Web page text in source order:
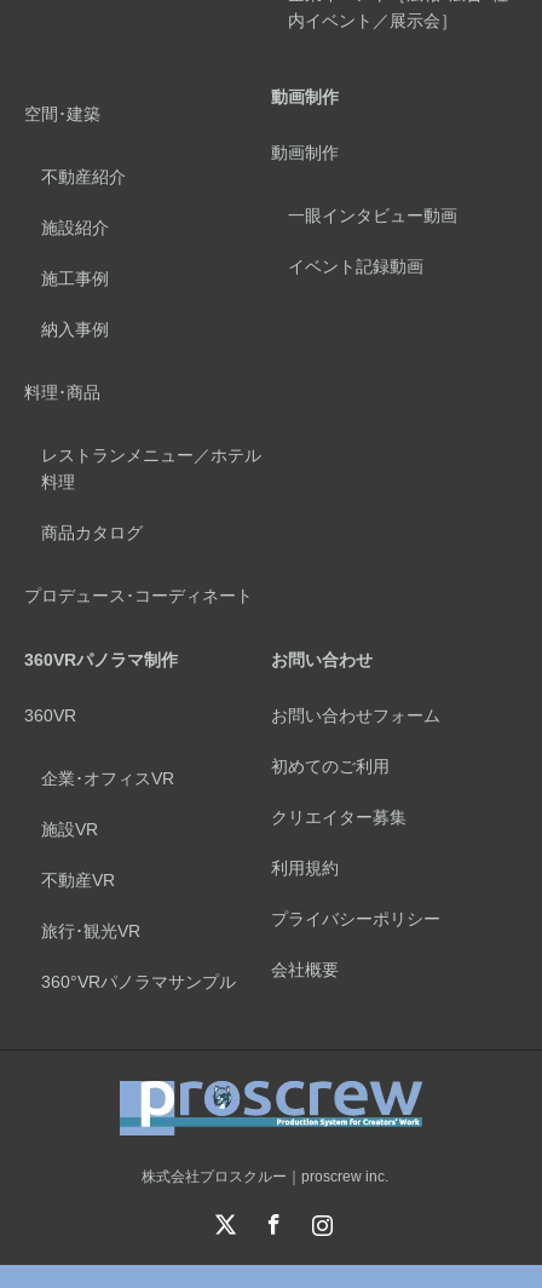
内イベント／展示会］
空間･建築
不動産紹介
施設紹介
施工事例
納入事例
料理･商品
レストランメニュー／ホテル
料理
商品カタログ
プロデュース･コーディネート
動画制作
動画制作
一眼インタビュー動画
イベント記録動画
360VRパノラマ制作
360VR
企業･オフィスVR
施設VR
不動産VR
旅行･観光VR
360°VRパノラマサンプル
お問い合わせ
お問い合わせフォーム
初めてのご利用
クリエイター募集
利用規約
プライバシーポリシー
会社概要
株式会社プロスクルー｜proscrew inc.
Instagram